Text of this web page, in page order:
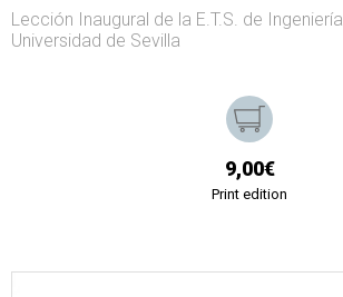
Lección Inaugural de la E.T.S. de
Universidad de Sevilla
9,00€
Print edition